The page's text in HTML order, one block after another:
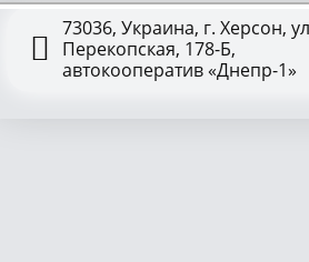
73036, Украина, г. Херсон,
Перекопская, 178-Б,
автокооператив «Днепр-1»